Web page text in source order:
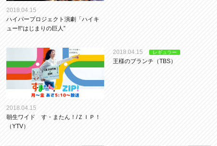
2018.04.15
ハイパープロジェクト演劇「ハイキ
ュー‼“はじまりの巨人”
2018.04.15
朝生ワイド す・またん！/ＺＩＰ！
（YTV）
2018.04.15 レギュラー
王様のブランチ（TBS）